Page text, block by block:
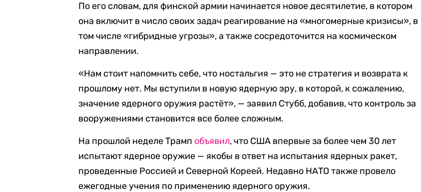
По его словам, для финской армии начинается новое десятилетие, в котором
она включит в число своих задач реагирование на «многомерные кризисы», в
том числе «гибридные угрозы», а также сосредоточится на космическом
направлении.
«Нам стоит напомнить себе, что ностальгия — это не стратегия и возврата к
прошлому нет. Мы вступили в новую ядерную эру, в которой, к сожалению,
значение ядерного оружия растёт», — заявил Стубб, добавив, что контроль за
вооружениями становится все более сложным.
На прошлой неделе Трамп объявил, что США впервые за более чем 30 лет
испытают ядерное оружие — якобы в ответ на испытания ядерных ракет,
проведенные Россией и Северной Кореей. Недавно НАТО также провело
ежегодные учения по применению ядерного оружия.